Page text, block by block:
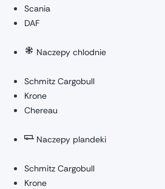
Scania
DAF
Naczepy chlodnie
Schmitz Cargobull
Krone
Chereau
Naczepy plandeki
Schmitz Cargobull
Krone